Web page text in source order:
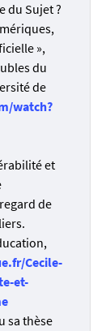
du Sujet ?
»,
du
de
watch?
et
de
Cecile-
et-
sa thèse